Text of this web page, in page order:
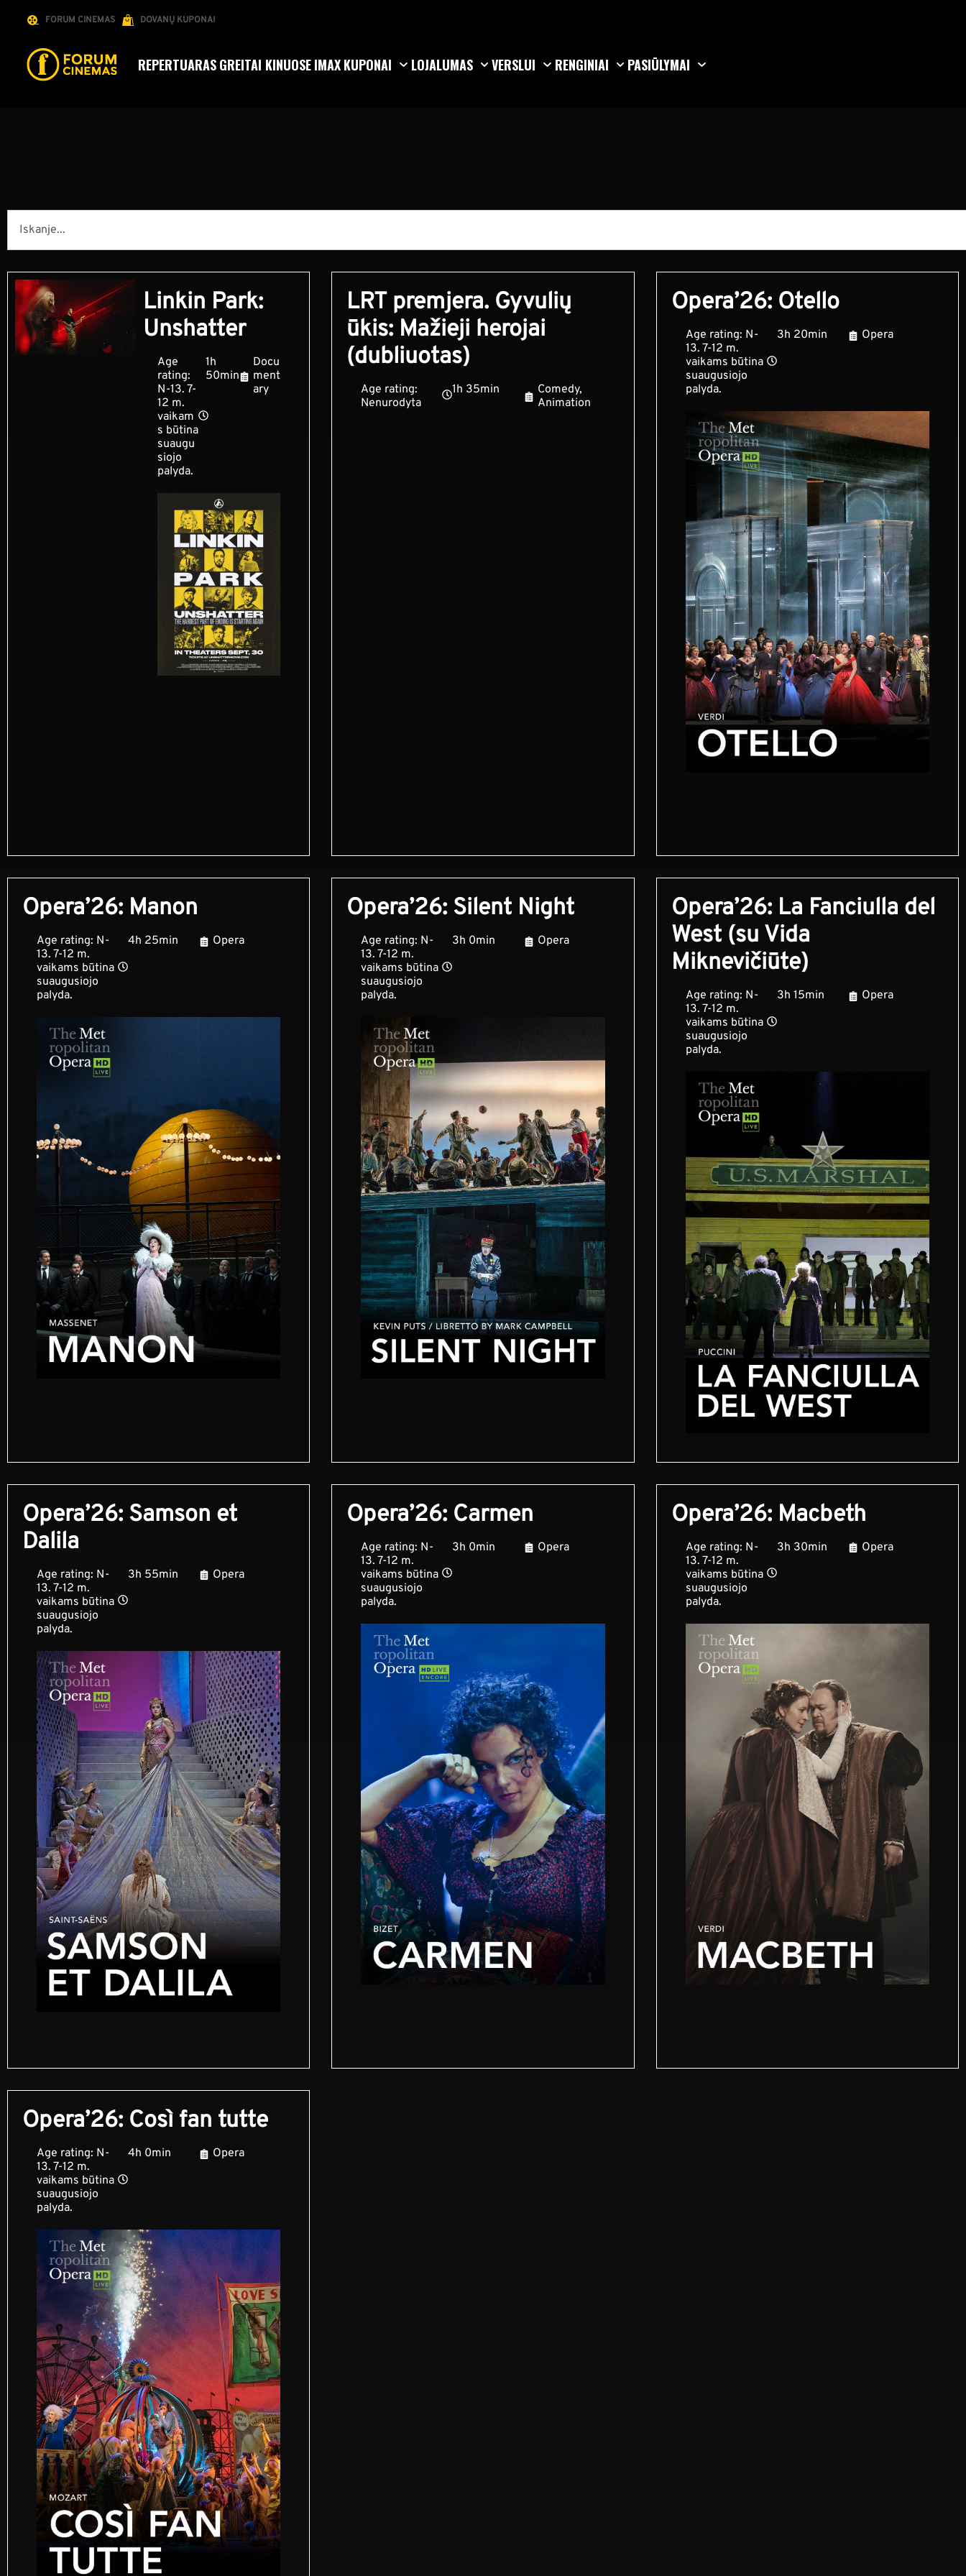
FORUM CINEMAS DOVANŲ KUPONAI
REPERTUARASGREITAI KINUOSEIMAXKUPONAI LOJALUMAS VERSLUI RENGINIAI PASIŪLYMAI
Linkin Park:
Unshatter
Age
rating:
N-13. 7-
12 m.
vaikam
s būtina
suaugu
siojo
palyda.
1h
50min
Docu
ment
ary
LRT premjera. Gyvulių
ūkis: Mažieji herojai
(dubliuotas)
Age rating:
Nenurodyta
1h 35min
Comedy,
Animation
Opera’26: Otello
Age rating: N-
13. 7-12 m.
vaikams būtina
suaugusiojo
palyda.
3h 20min Opera
Opera’26: Manon
Age rating: N-
13. 7-12 m.
vaikams būtina
suaugusiojo
palyda.
4h 25min Opera
Opera’26: Silent Night
Age rating: N-
13. 7-12 m.
vaikams būtina
suaugusiojo
palyda.
3h 0min Opera
Opera’26: La Fanciulla del
West (su Vida
Miknevičiūte)
Age rating: N-
13. 7-12 m.
vaikams būtina
suaugusiojo
palyda.
3h 15min Opera
Opera’26: Samson et
Dalila
Age rating: N-
13. 7-12 m.
vaikams būtina
suaugusiojo
palyda.
3h 55min Opera
Opera’26: Carmen
Age rating: N-
13. 7-12 m.
vaikams būtina
suaugusiojo
palyda.
3h 0min Opera
Opera’26: Macbeth
Age rating: N-
13. 7-12 m.
vaikams būtina
suaugusiojo
palyda.
3h 30min Opera
Opera’26: Così fan tutte
Age rating: N-
13. 7-12 m.
vaikams būtina
suaugusiojo
palyda.
4h 0min Opera